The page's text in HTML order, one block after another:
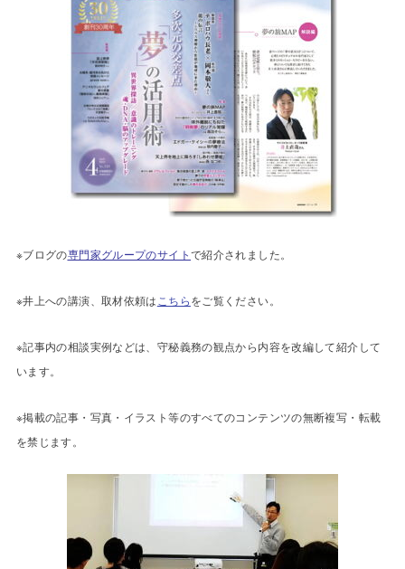
※ブログの専門家グループのサイトで紹介されました。
※井上への講演、取材依頼は こちらをご覧ください。
※記事内の相談実例などは、守秘義務の観点から内容を改編して紹介して
います。
※掲載の記事・写真・イラスト等のすべてのコンテンツの無断複写・転載
を禁じます。